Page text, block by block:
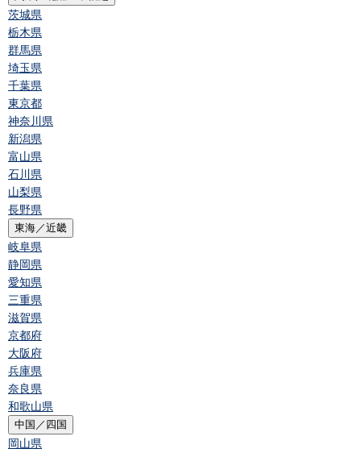
茨城県
栃木県
群馬県
埼玉県
千葉県
東京都
神奈川県
新潟県
富山県
石川県
山梨県
長野県
東海／近畿
岐阜県
静岡県
愛知県
三重県
滋賀県
京都府
大阪府
兵庫県
奈良県
和歌山県
中国／四国
岡山県